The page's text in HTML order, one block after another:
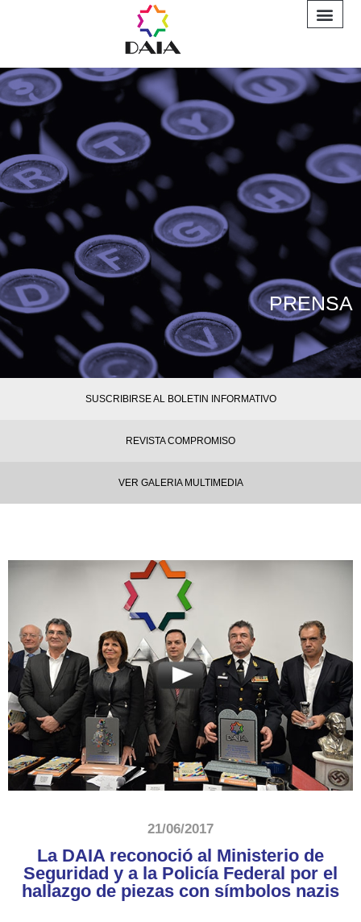
PRENSA
SUSCRIBIRSE AL BOLETIN INFORMATIVO
REVISTA COMPROMISO
VER GALERIA MULTIMEDIA
21/06/2017
La DAIA reconoció al Ministerio de
Seguridad y a la Policía Federal por el
hallazgo de piezas con símbolos nazis